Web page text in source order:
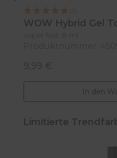
WOW Hybrid Gel
super fast, 8 ml
Produktnummer:
Regulärer Preis:
9,99 €
In den
Produktgalerie
Limitierte